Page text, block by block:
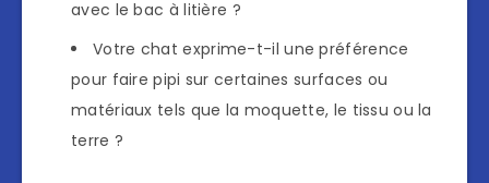
avec le bac à litière ?
Votre chat exprime-t-il une préférence
pour faire pipi sur certaines surfaces ou
matériaux tels que la moquette, le tissu ou la
terre ?